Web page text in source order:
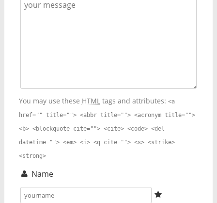
You may use these HTMLtags and attributes: <a
href="" title=""> <abbr title=""> <acronym title="">
<b> <blockquote cite=""> <cite> <code> <del
datetime=""> <em> <i> <q cite=""> <s> <strike>
<strong>
Name